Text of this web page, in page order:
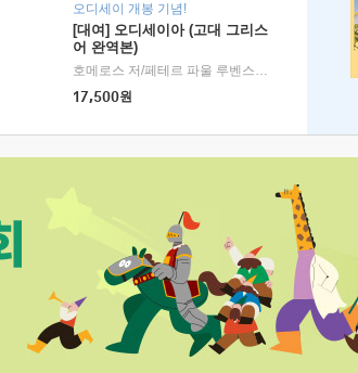
오디세이 개봉 기념!
[대여] 오디세이아 (고대 그리스
어 완역본)
호메로스 저/페테르 파울 루벤스 그림/박문재 역
17,500원